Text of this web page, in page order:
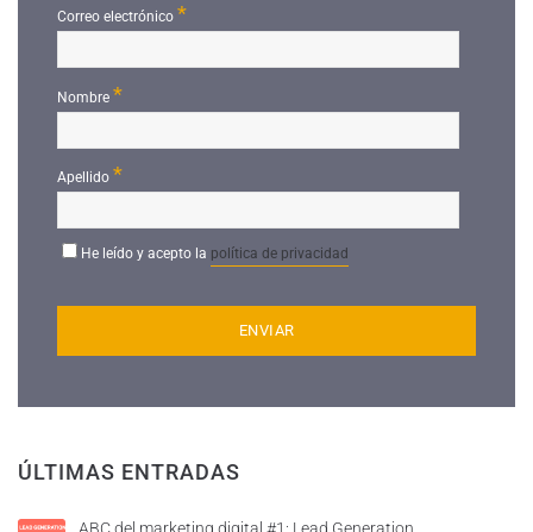
Correo electrónico *
Nombre*
Apellido *
He leído y acepto la política de privacidad
ÚLTIMAS ENTRADAS